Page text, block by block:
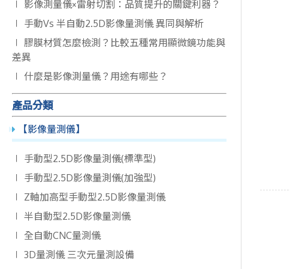
∣ 影像測量儀×雷射切割：品質提升的關鍵利器？
∣ 手動Vs 半自動2.5D影像量測儀 異同與解析
∣ 膠膜材質怎麼檢測？比較五種常用顯微鏡功能與
差異
∣ 什麼是影像測量儀？用途有哪些？
產品分類
【影像量測儀】
∣ 手動型2.5D影像量測儀(標準型)
∣ 手動型2.5D影像量測儀(加強型)
∣ Z軸加高型手動型2.5D影像量測儀
∣ 半自動型2.5D影像量測儀
∣ 全自動CNC量測儀
∣ 3D量測儀 三次元量測設備